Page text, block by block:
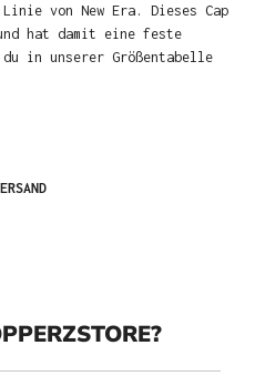
von New Era. Dieses Cap
hat damit eine feste
du in unserer Größentabelle